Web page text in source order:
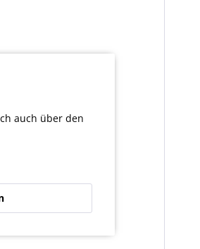
auch über den